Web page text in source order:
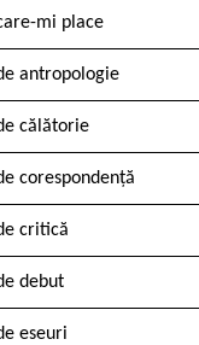
mi place
antropologie
călătorie
corespondență
critică
debut
eseuri